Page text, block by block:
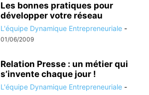
Les bonnes pratiques pour
développer votre réseau
L'équipe Dynamique Entrepreneuriale -
01/06/2009
Relation Presse : un métier qui
s’invente chaque jour !
L'équipe Dynamique Entrepreneuriale -